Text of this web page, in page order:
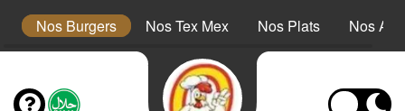
Nos Burgers Nos Tex Mex Nos Plats Nos